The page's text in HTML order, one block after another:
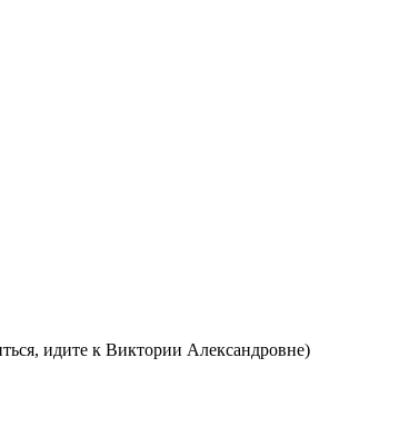
идите к Виктории Александровне)